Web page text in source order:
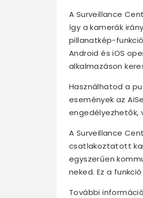
A Surveillance
így a kamerák
pillanatkép-
Android és iOS
alkalmazáson
Használhatod a
események az
engedélyezhetők,
A Surveillance
csatlakoztatott
egyszerűen
neked. Ez a
További